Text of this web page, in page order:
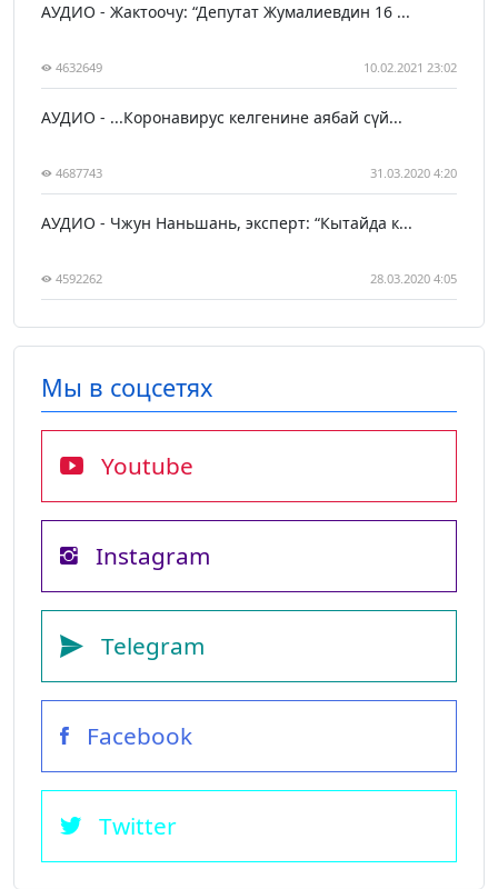
АУДИО - Жактоочу: “Депутат Жумалиевдин 16 ...
4632649 10.02.2021 23:02
АУДИО - ...Коронавирус келгенине аябай сүй...
4687743 31.03.2020 4:20
АУДИО - Чжун Наньшань, эксперт: “Кытайда к...
4592262 28.03.2020 4:05
Мы в соцсетях
Youtube
Instagram
Telegram
Facebook
Twitter